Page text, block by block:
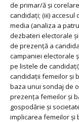
de primar/ă și
candidați; (iii) accesul
media (analiza a
dezbateri electorale
de prezență a
campaniei electorale
pe listele de
candidații femeilor și
baza unui sondaj de
prezența femeilor și
gospodărie și
implicarea femeilor și